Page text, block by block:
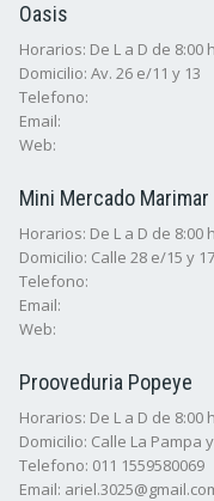
Oasis
Horarios: De L a D de 8:00
Domicilio: Av. 26 e/11 y 13
Telefono:
Email:
Web:
Mini Mercado Marimar
Horarios: De L a D de 8:00
Domicilio: Calle 28 e/15 y 17
Telefono:
Email:
Web:
Prooveduria Popeye
Horarios: De L a D de 8:00
Domicilio: Calle La Pampa
Telefono: 011 1559580069
Email: